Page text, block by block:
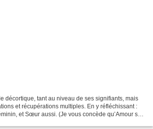
décortique, tant au niveau de ses signifiants, mais
et récupérations multiples. En y réfléchissant :
et Sœur aussi. (Je vous concède qu’Amour se